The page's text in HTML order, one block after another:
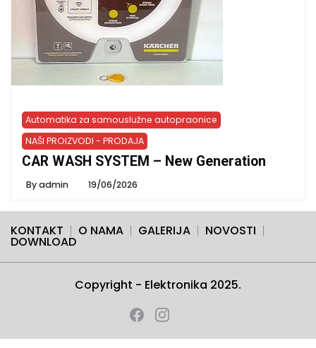
Automatika za samouslužne autopraonice
NAŠI PROIZVODI - PRODAJA
CAR WASH SYSTEM – New Generation
Byadmin 19/06/2026
KONTAKT O NAMA GALERIJA NOVOSTI
DOWNLOAD
Copyright - Elektronika 2025.